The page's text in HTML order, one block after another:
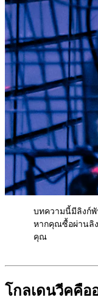
บทความนี้มีลิงก์
หากคุณซื้อผ่านลิง
คุณ
โกลเดนวีคคือ